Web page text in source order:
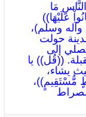
مَا
عَلَيْهَا))
وسلم)،
حولت
يصلي إلى
((قُل)) يا
يشاء،
مُّسْتَقِيمٍ))،